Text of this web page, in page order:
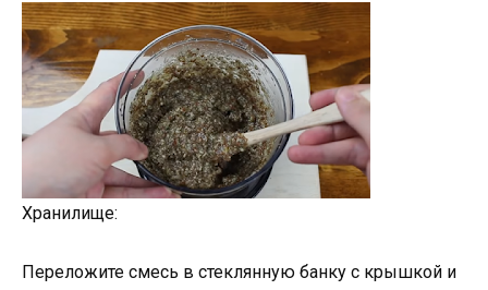
Хранилище:
Переложите смесь в стеклянную банку с крышкой и